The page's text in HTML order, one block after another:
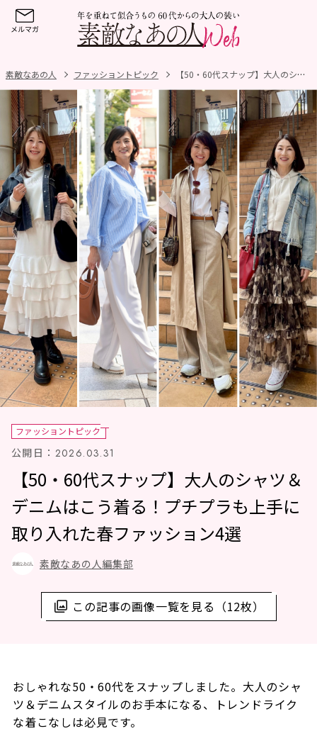
素敵なあの人 ファッショントピック 【50・60代スナップ】大人のシャツ＆デニムはこう着る！プチプラも上手に取り入れた春ファッション4選
この記事の画像一覧を見る（12枚）
ファッショントピック
公開日： 2026.03.31
【50・60代スナップ】大人のシャツ＆
デニムはこう着る！プチプラも上手に
取り入れた春ファッション4選
素敵なあの人編集部
おしゃれな50・60代をスナップしました。大人のシャ
ツ＆デニムスタイルのお手本になる、トレンドライク
な着こなしは必見です。